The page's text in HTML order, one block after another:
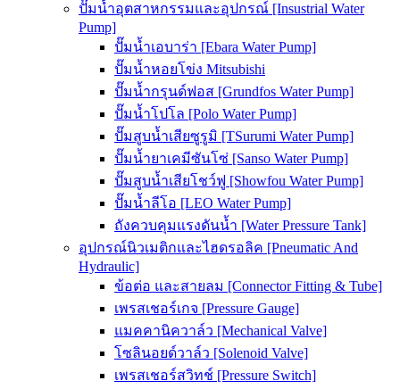
ปั๊มน้ำอุตสาหกรรมและอุปกรณ์ [Insustrial Water
Pump]
ปั๊มน้ำเอบาร่า [Ebara Water Pump]
ปั๊มน้ำหอยโข่ง Mitsubishi
ปั๊มน้ำกรุนด์ฟอส [Grundfos Water Pump]
ปั๊มน้ำโปโล [Polo Water Pump]
ปั๊มสูบน้ำเสียซูรูมิ [TSurumi Water Pump]
ปั๊มน้ำยาเคมีซันโซ่ [Sanso Water Pump]
ปั๊มสูบน้ำเสียโชว์ฟู [Showfou Water Pump]
ปั๊มน้ำลีโอ [LEO Water Pump]
ถังควบคุมแรงดันน้ำ [Water Pressure Tank]
อุปกรณ์นิวเมติกและไฮดรอลิค [Pneumatic And
Hydraulic]
ข้อต่อ และสายลม [Connector Fitting & Tube]
เพรสเชอร์เกจ [Pressure Gauge]
แมคคานิควาล์ว [Mechanical Valve]
โซลินอยด์วาล์ว [Solenoid Valve]
เพรสเชอร์สวิทช์ [Pressure Switch]